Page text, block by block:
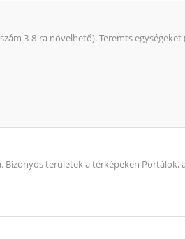
3-8-ra növelhető). Teremts
Bizonyos területek a térképeken Portálok,